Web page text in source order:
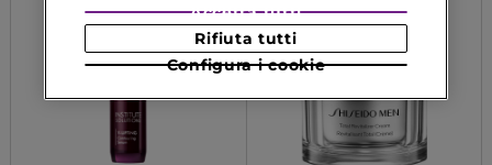
Configura i cookie
Rifiuta tutti
Accetta tutti